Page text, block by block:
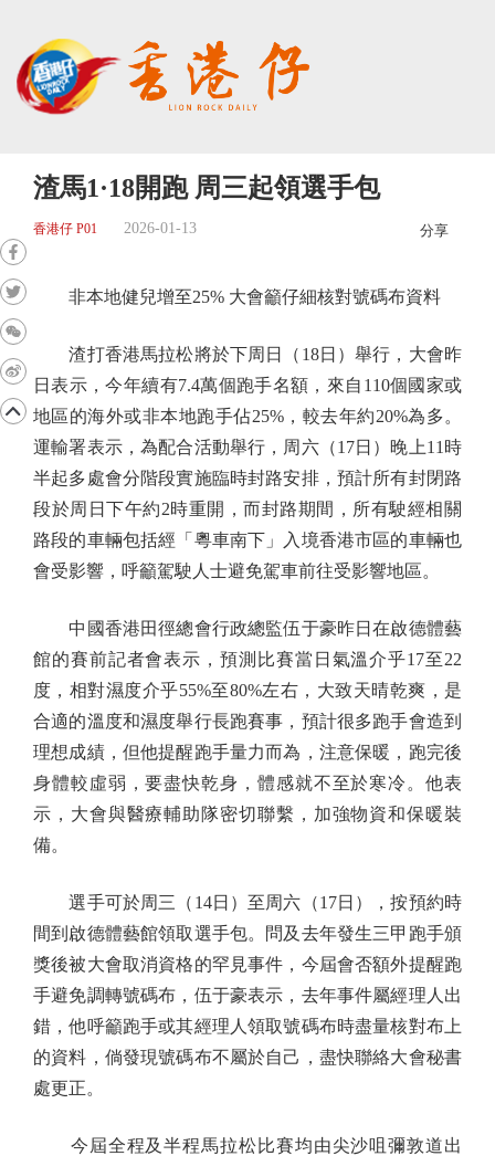
渣馬1·18開跑 周三起領選手包
香港仔 P01 2026-01-13 分享
非本地健兒增至25% 大會籲仔細核對號碼布資料
渣打香港馬拉松將於下周日（18日）舉行，大會昨
日表示，今年續有7.4萬個跑手名額，來自110個國家或
地區的海外或非本地跑手佔25%，較去年約20%為多。
運輸署表示，為配合活動舉行，周六（17日）晚上11時
半起多處會分階段實施臨時封路安排，預計所有封閉路
段於周日下午約2時重開，而封路期間，所有駛經相關
路段的車輛包括經「粵車南下」入境香港市區的車輛也
會受影響，呼籲駕駛人士避免駕車前往受影響地區。
中國香港田徑總會行政總監伍于豪昨日在啟德體藝
館的賽前記者會表示，預測比賽當日氣溫介乎17至22
度，相對濕度介乎55%至80%左右，大致天晴乾爽，是
合適的溫度和濕度舉行長跑賽事，預計很多跑手會造到
理想成績，但他提醒跑手量力而為，注意保暖，跑完後
身體較虛弱，要盡快乾身，體感就不至於寒冷。他表
示，大會與醫療輔助隊密切聯繫，加強物資和保暖裝
備。
選手可於周三（14日）至周六（17日），按預約時
間到啟德體藝館領取選手包。問及去年發生三甲跑手頒
獎後被大會取消資格的罕見事件，今屆會否額外提醒跑
手避免調轉號碼布，伍于豪表示，去年事件屬經理人出
錯，他呼籲跑手或其經理人領取號碼布時盡量核對布上
的資料，倘發現號碼布不屬於自己，盡快聯絡大會秘書
處更正。
今屆全程及半程馬拉松比賽均由尖沙咀彌敦道出